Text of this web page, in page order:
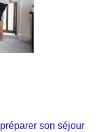
son séjour